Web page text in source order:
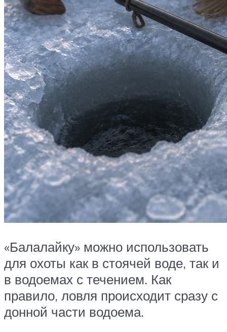
«Балалайку» можно использовать
для охоты как в стоячей воде, так и
в водоемах с течением. Как
правило, ловля происходит сразу с
донной части водоема.